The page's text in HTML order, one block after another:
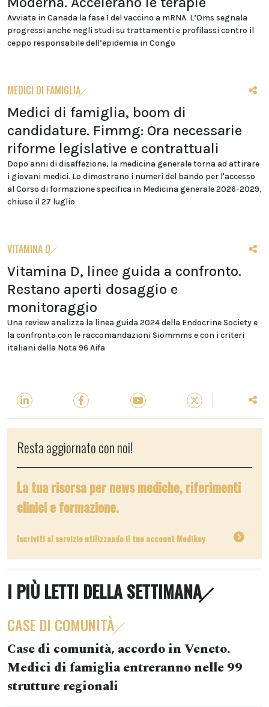
Avviata in Canada la fase 1 del vaccino a mRNA. L’Oms segnala
progressi anche negli studi su trattamenti e profilassi contro il
ceppo responsabile dell’epidemia in Congo
MEDICI DI FAMIGLIA
Medici di famiglia, boom di
candidature. Fimmg: Ora necessarie
riforme legislative e contrattuali
Dopo anni di disaffezione, la medicina generale torna ad attirare
i giovani medici. Lo dimostrano i numeri del bando per l'accesso
al Corso di formazione specifica in Medicina generale 2026-2029,
chiuso il 27 luglio
VITAMINA D
Vitamina D, linee guida a confronto.
Restano aperti dosaggio e
monitoraggio
Una review analizza la linea guida 2024 della Endocrine Society e
la confronta con le raccomandazioni Siommms e con i criteri
italiani della Nota 96 Aifa
Resta aggiornato con noi!
La tua risorsa per news mediche, riferimenti
clinici e formazione.
Iscriviti al servizio utilizzando il tuo account Medikey
I PIÙ LETTI DELLA SETTIMANA
CASE DI COMUNITÀ
Case di comunità, accordo in Veneto.
Medici di famiglia entreranno nelle 99
strutture regionali